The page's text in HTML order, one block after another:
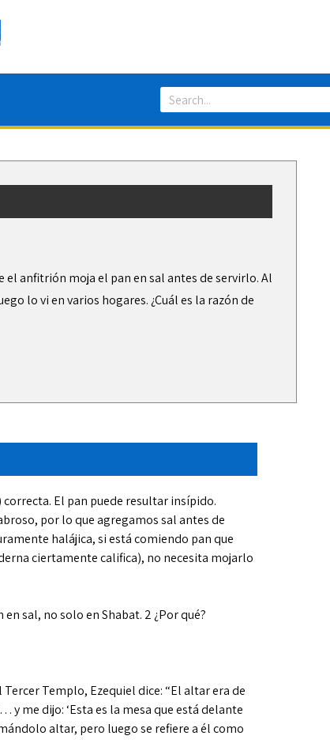
el anfitrión moja el pan en sal antes de servirlo. Al
lo vi en varios hogares. ¿Cuál es la razón de
El pan puede resultar insípido.
por lo que agregamos sal antes de
halájica, si está comiendo pan que
ciertamente califica), no necesita mojarlo
sal, no solo en Shabat. 2 ¿Por qué?
Templo, Ezequiel dice: “El altar era de
y me dijo: ‘Esta es la mesa que está delante
altar, pero luego se refiere a él como